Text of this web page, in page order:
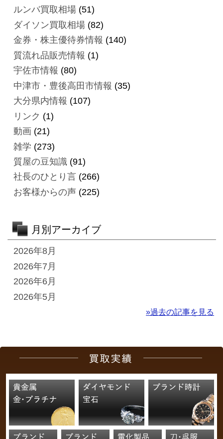
ルンバ買取相場(51)
ダイソン買取相場(82)
金券・株主優待券情報 (140)
質流れ品販売情報 (1)
宇佐市情報 (80)
中津市・豊後高田市情報 (35)
大分県内情報 (107)
リンク (1)
動画 (21)
雑学 (273)
質屋の豆知識(91)
社長のひとり言(266)
お客様からの声(225)
月別アーカイブ
2026年8月
2026年7月
2026年6月
2026年5月
»過去の記事を見る